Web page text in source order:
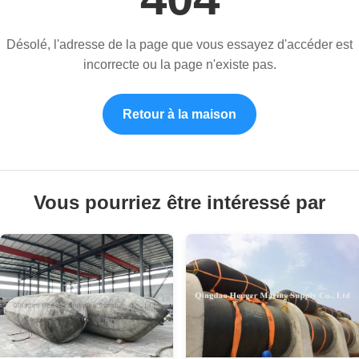
Désolé, l'adresse de la page que vous essayez d'accéder est
incorrecte ou la page n'existe pas.
Retour à la maison
Vous pourriez être intéressé par